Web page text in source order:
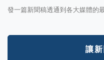
發一篇新聞稿透通到各大媒體的
讓